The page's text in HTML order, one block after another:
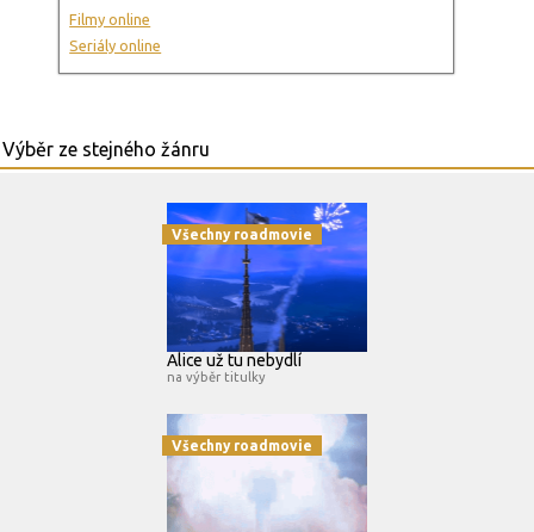
Filmy online
Seriály online
Všechny roadmovie
Alice už tu nebydlí
na výběr titulky
Všechny roadmovie